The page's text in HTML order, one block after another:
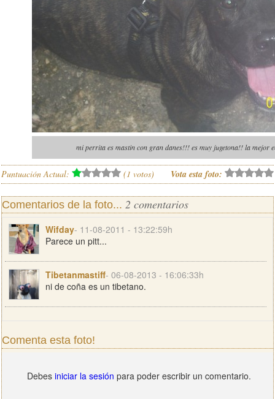
mi perrita es mastin con gran danes!!! es muy jugetona!! la mejor
Puntuación Actual: (1 votos) Vota esta foto:
Comentarios de la foto... 2 comentarios
Wifday- 11-08-2011 - 13:22:59h
Parece un pitt...
Tibetanmastiff- 06-08-2013 - 16:06:33h
ni de coña es un tibetano.
Comenta esta foto!
Debes iniciar la sesión para poder escribir un comentario.